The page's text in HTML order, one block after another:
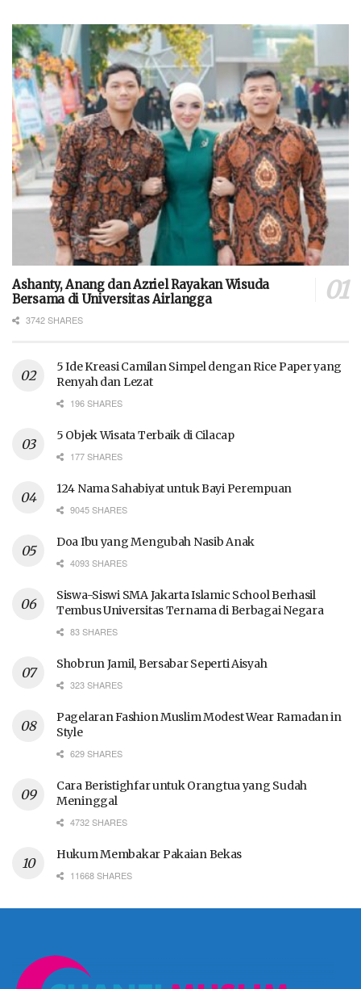
Ashanty, Anang dan Azriel Rayakan Wisuda
Bersama di Universitas Airlangga
3742 SHARES
5 Ide Kreasi Camilan Simpel dengan Rice Paper yang
Renyah dan Lezat
196 SHARES
5 Objek Wisata Terbaik di Cilacap
177 SHARES
124 Nama Sahabiyat untuk Bayi Perempuan
9045 SHARES
Doa Ibu yang Mengubah Nasib Anak
4093 SHARES
Siswa-Siswi SMA Jakarta Islamic School Berhasil
Tembus Universitas Ternama di Berbagai Negara
83 SHARES
Shobrun Jamil, Bersabar Seperti Aisyah
323 SHARES
Pagelaran Fashion Muslim Modest Wear Ramadan in
Style
629 SHARES
Cara Beristighfar untuk Orangtua yang Sudah
Meninggal
4732 SHARES
Hukum Membakar Pakaian Bekas
11668 SHARES